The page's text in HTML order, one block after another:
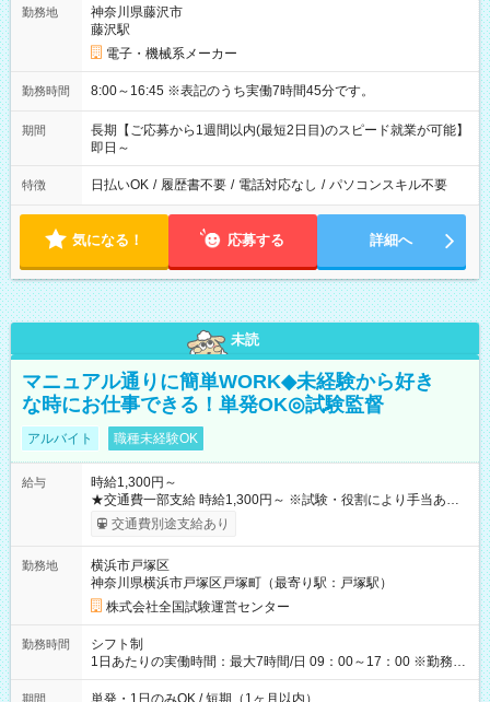
勤務地
神奈川県藤沢市
藤沢駅
電子・機械系メーカー
勤務時間 8:00～16:45 ※表記のうち実働7時間45分です。
期間
長期【ご応募から1週間以内(最短2日目)のスピード就業が可能】
即日～
特徴 日払いOK / 履歴書不要 / 電話対応なし / パソコンスキル不要
気になる！ 応募する 詳細へ
未読
マニュアル通りに簡単WORK◆未経験から好き
な時にお仕事できる！単発OK◎試験監督
アルバイト 職種未経験OK
給与
時給1,300円～
★交通費一部支給 時給1,300円～ ※試験・役割により手当あり
※勤務回数により昇給あり 【即給（前払い）オプションあ
り！】 希望される場合、勤務から1週間ほどで給与の一部を受け
例】 ・河合塾模擬試験 8:30～17:30（休憩1時間） 時給1,300円
×8時間＝日収10,400円＋交通費 ※当日の役割により時給＋100
円の場合あり ・国家試験 7:00～13:30（休憩なし） 時給1,300
円（役割手当＋100円）×6時間＝日収8,400円＋交通費 【試用期
間】試用期間なし
交通費別途支給あり
勤務地
横浜市戸塚区
神奈川県横浜市戸塚区戸塚町（最寄り駅：戸塚駅）
株式会社全国試験運営センター
勤務時間
シフト制
1日あたりの実働時間：最大7時間/日 09：00～17：00 ※勤務時
間は 試験により異なります。
期間 単発・1日のみOK / 短期（1ヶ月以内）